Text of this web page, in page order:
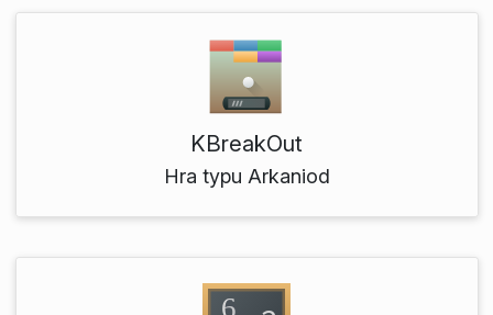
KBreakOut
Hra typu Arkaniod